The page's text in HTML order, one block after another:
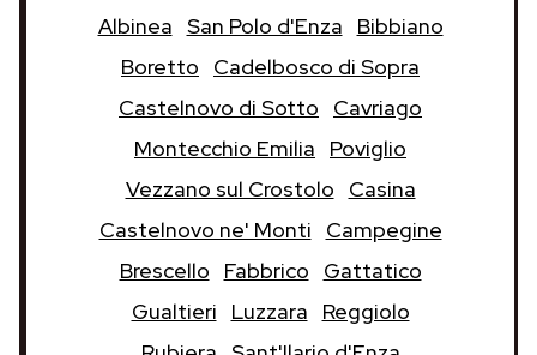
Albinea San Polo d'Enza
Bibbiano
Boretto
Cadelbosco di Sopra
Castelnovo di Sotto
Cavriago
Montecchio Emilia
Poviglio
Vezzano sul Crostolo
Casina
Castelnovo ne' Monti
Campegine
Brescello
Fabbrico
Gattatico
Gualtieri
Luzzara
Reggiolo